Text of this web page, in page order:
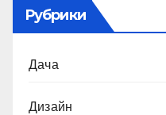
Рубрики
Дача
Дизайн